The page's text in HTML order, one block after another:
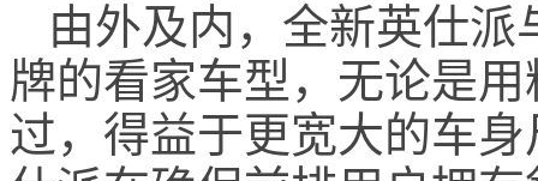
由外及内，全新英仕
牌的看家车型，无论是
过，得益于更宽大的车